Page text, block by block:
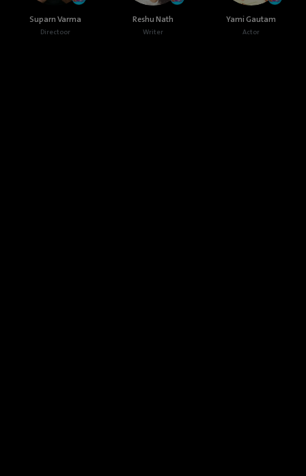
Suparn Varma
Directoor
Reshu Nath
Writer
Yami Gautam
Actor